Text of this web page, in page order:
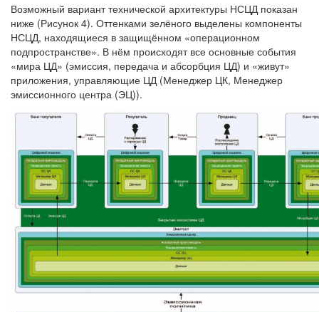
Возможный вариант технической архитектуры НСЦД показан
ниже (Рисунок 4). Оттенками зелёного выделены компоненты
НСЦД, находящиеся в защищённом «операционном
подпространстве». В нём происходят все основные события
«мира ЦД» (эмиссия, передача и абсорбция ЦД) и «живут»
приложения, управляющие ЦД (Менеджер ЦК, Менеджер
эмиссионного центра (ЭЦ)).